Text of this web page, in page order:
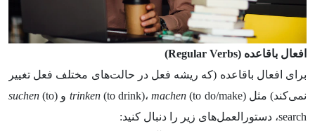
افعال باقاعده (Regular Verbs
)
برای افعال باقاعده (که ریشه فعل در حالت­‌های مختلف فعل تغییر
نمی­‌کند) مثل (
trinken (to drink)،machen(to do/make و ( suchen(to
search، دستورالعمل­‌های زیر را دنبال کنید: